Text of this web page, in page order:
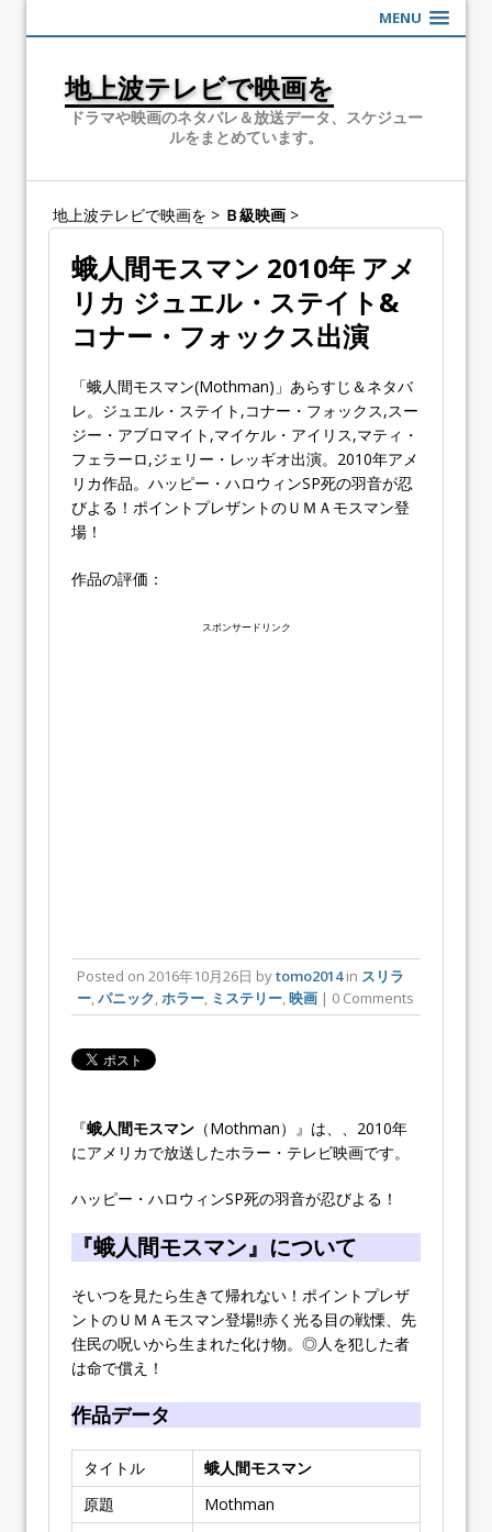
MENU
地上波テレビで映画を
ドラマや映画のネタバレ＆放送データ、スケジュー
ルをまとめています。
地上波テレビで映画を > Ｂ級映画 >
蛾人間モスマン 2010年 アメ
リカ ジュエル・ステイト&
コナー・フォックス出演
「蛾人間モスマン(Mothman)」あらすじ＆ネタバ
レ。ジュエル・ステイト,コナー・フォックス,スー
ジー・アブロマイト,マイケル・アイリス,マティ・
フェラーロ,ジェリー・レッギオ出演。2010年アメ
リカ作品。ハッピー・ハロウィンSP死の羽音が忍
びよる！ポイントプレザントのＵＭＡモスマン登
場！
作品の評価：
スポンサードリンク
Posted on 2016年10月26日 bytomo2014in スリラ
ー,パニック,ホラー, ミステリー,映画 | 0 Comments
『蛾人間モスマン （Mothman）』は、、2010年
にアメリカで放送したホラー・テレビ映画です。
ハッピー・ハロウィンSP死の羽音が忍びよる！
『蛾人間モスマン』について
そいつを見たら生きて帰れない！ポイントプレザ
ントのＵＭＡモスマン登場!!赤く光る目の戦慄、先
住民の呪いから生まれた化け物。◎人を犯した者
は命で償え！
作品データ
タイトル
蛾人間モスマン
原題
Mothman